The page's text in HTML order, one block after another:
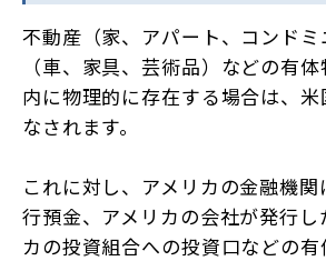
不動産（家、アパート、コンド
（車、家具、芸術品）などの有
内に物理的に存在する場合は、
なされます。
これに対し、アメリカの金融機
行預金、アメリカの会社が発行し
カの投資組合への投資口などの